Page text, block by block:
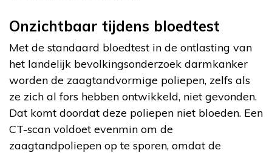
Onzichtbaar tijdens bloedtest
Met de standaard bloedtest in de ontlasting van
het landelijk bevolkingsonderzoek darmkanker
worden de zaagtandvormige poliepen, zelfs als
ze zich al fors hebben ontwikkeld, niet gevonden.
Dat komt doordat deze poliepen niet bloeden. Een
CT-scan voldoet evenmin om de
zaagtandpoliepen op te sporen, omdat de